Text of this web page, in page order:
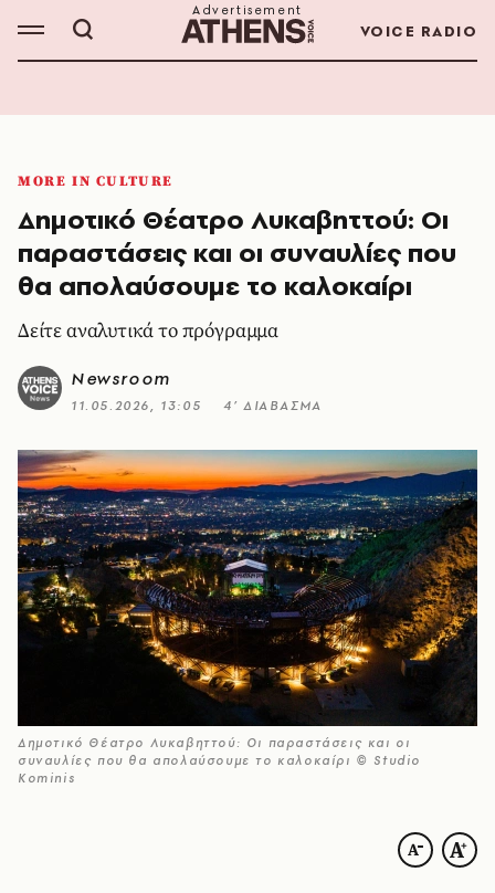
VOICE RADIO
MORE IN CULTURE
Δημοτικό Θέατρο Λυκαβηττού: Οι
παραστάσεις και οι συναυλίες που
θα απολαύσουμε το καλοκαίρι
Δείτε αναλυτικά το πρόγραμμα
Newsroom
11.05.2026, 13:05 4’ ΔΙΑΒΑΣΜΑ
Δημοτικό Θέατρο Λυκαβηττού: Οι παραστάσεις και οι
συναυλίες που θα απολαύσουμε το καλοκαίρι © Studio
Kominis